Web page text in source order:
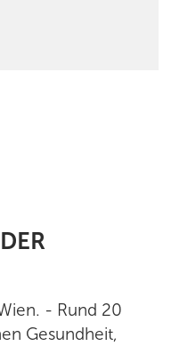
- Rund 20
Gesundheit,